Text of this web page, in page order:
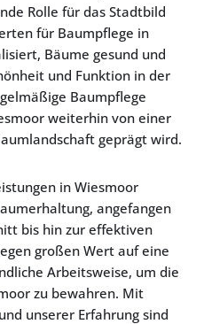
Rolle für das Stadtbild
für Baumpflege in
Bäume gesund und
und Funktion in der
Baumpflege
weiterhin von einer
geprägt wird.
in Wiesmoor
angefangen
bis hin zur effektiven
großen Wert auf eine
Arbeitsweise, um die
zu bewahren. Mit
unserer Erfahrung sind